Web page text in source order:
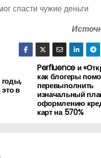
спасти чужие деньги
Perfluence и
как блогеры
перевыполнить
изначальный
оформлению
карт на 570%
в